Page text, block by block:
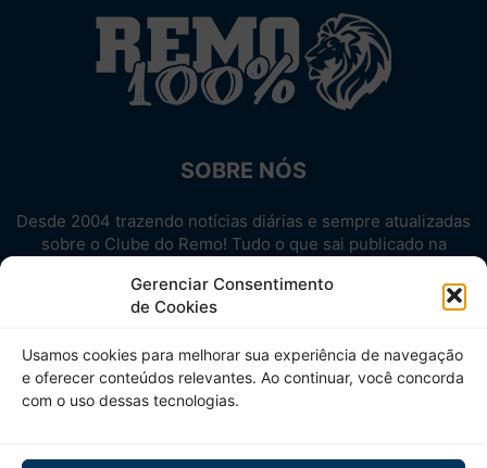
Gerenciar Consentimento
de Cookies
Usamos cookies para melhorar sua experiência de navegação
e oferecer conteúdos relevantes. Ao continuar, você concorda
com o uso dessas tecnologias.
SOBRE NÓS
Desde 2004 trazendo notícias diárias e sempre atualizadas
sobre o Clube do Remo! Tudo o que sai publicado na
Aproveite! Site não-oficial.
SIGA-NOS